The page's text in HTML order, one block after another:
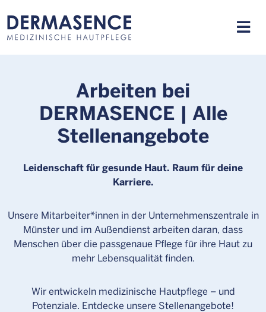
Arbeiten bei
DERMASENCE | Alle
Stellenangebote
Leidenschaft für gesunde Haut. Raum für deine
Karriere.
Unsere Mitarbeiter*innen in der Unternehmenszentrale in
Münster und im Außendienst arbeiten daran, dass
Menschen über die passgenaue Pflege für ihre Haut zu
mehr Lebensqualität finden.
Wir entwickeln medizinische Hautpflege – und
Potenziale. Entdecke unsere Stellenangebote!